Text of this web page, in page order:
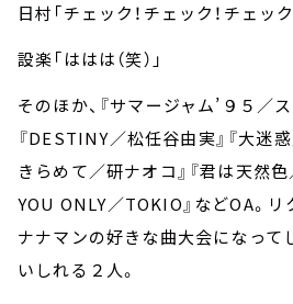
日村「チェック！チェック！チェッ
設楽「ははは（笑）」
そのほか、『サマージャム’９５／
『DESTINY／松任谷由実』『大迷
きらめて／研ナオコ』『君は天然色
YOU ONLY／TOKIO』などOA。
ナナマンの好きな曲大会になって
いしれる２人。